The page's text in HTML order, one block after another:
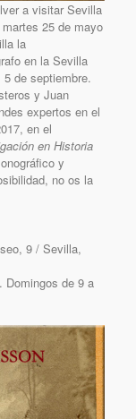
a visitar Sevilla
25 de mayo
la
en la Sevilla
de septiembre.
y Juan
expertos en el
en el
en Historia
y
no os la
9 / Sevilla,
Domingos de 9 a